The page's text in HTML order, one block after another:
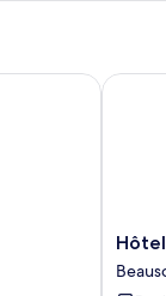
Hôtel
LA
Hôtel